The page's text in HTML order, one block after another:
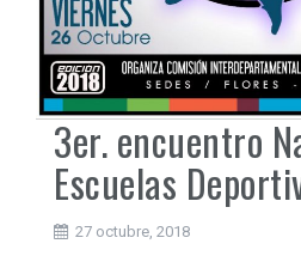
3er. encuentro
Escuelas
27 octubre, 2018